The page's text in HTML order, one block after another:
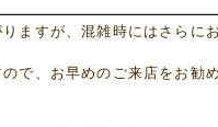
ますが、混雑時にはさらに
で、お早めのご来店をお勧